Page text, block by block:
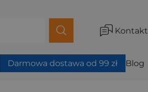
Kontakt
Darmowa dostawa od 99 zł Blog